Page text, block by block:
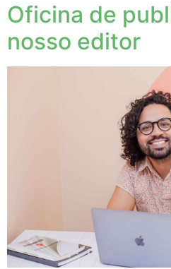
Oficina de
nosso editor